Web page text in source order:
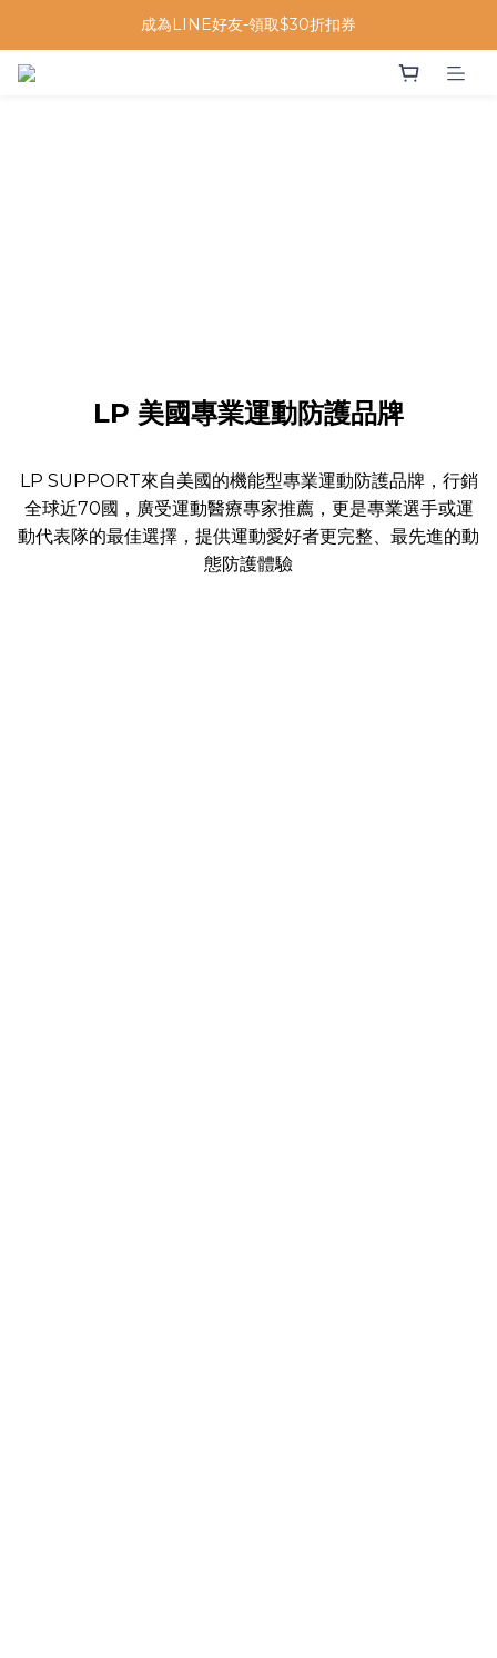
成為LINE好友-領取$30折扣券
LP 美國專業運動防護品牌
LP SUPPORT來自美國的機能型專業運動防護品牌，行銷
全球近70國，廣受運動醫療專家推薦，更是專業選手或運
動代表隊的最佳選擇，提供運動愛好者更完整、最先進的動
態防護體驗